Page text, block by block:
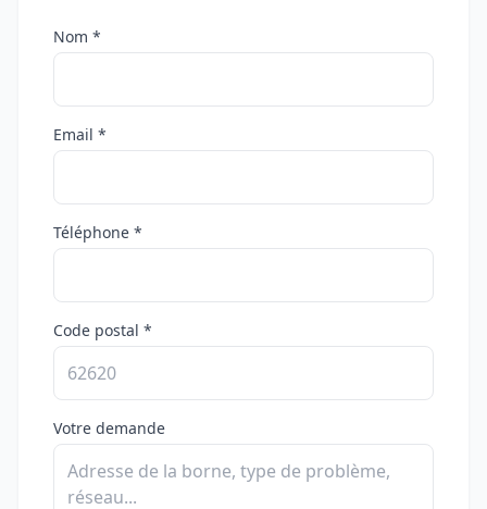
Nom *
Email *
Téléphone *
Code postal *
Votre demande